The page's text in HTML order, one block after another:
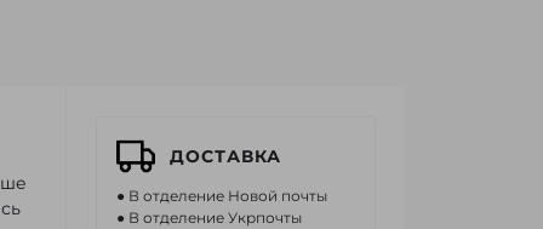
ДОСТАВКА
● В отделение Новой почты
● В отделение Укрпочты